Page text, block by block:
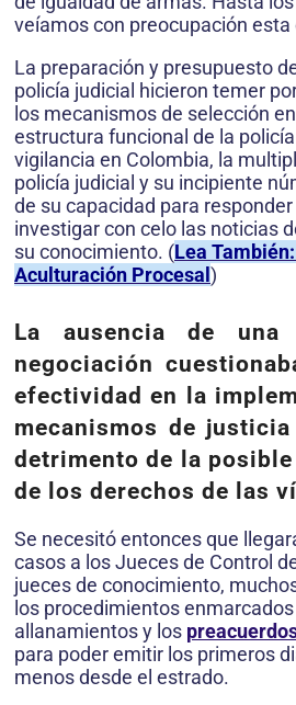
veíamos con preocupación esta
La preparación y presupuesto
policía judicial hicieron temer
los mecanismos de selección
estructura funcional de la
vigilancia en Colombia, la
policía judicial y su incipiente
de su capacidad para
investigar con celo las noticias
su conocimiento. (Lea
Aculturación Procesal)
La ausencia de
negociación
efectividad en la
mecanismos de
detrimento de la
de los derechos de las
Se necesitó entonces que
casos a los Jueces de Control
jueces de conocimiento,
los procedimientos
allanamientos y los
para poder emitir los primeros
menos desde el estrado.